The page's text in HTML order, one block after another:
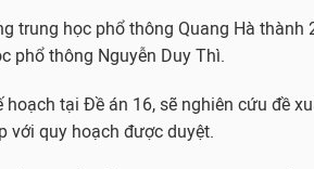
trung học phổ thông Quang Hà thành
phổ thông Nguyễn Duy Thì.
hoạch tại Đề án 16, sẽ nghiên cứu đề
với quy hoạch được duyệt.